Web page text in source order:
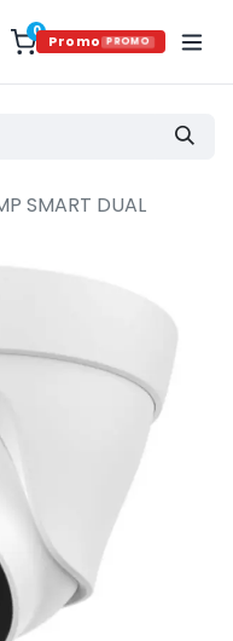
0
Promo PROMO
SMART DUAL